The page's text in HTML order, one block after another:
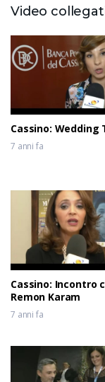
Video
Cassino: Wedding
7 anni fa
Cassino: Incontro
Remon Karam
7 anni fa